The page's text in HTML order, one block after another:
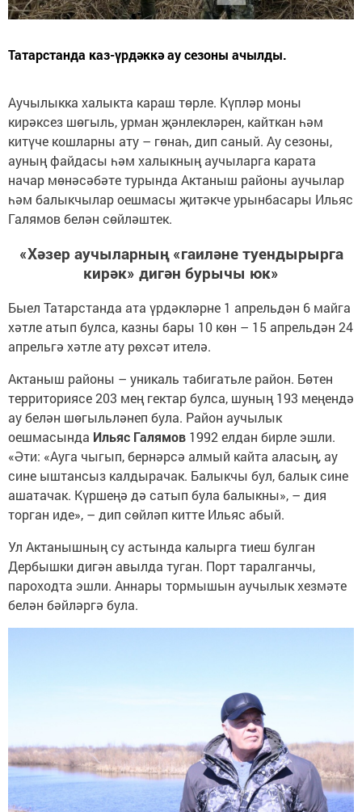
Татарстанда каз-үрдәккә ау сезоны ачылды.
Аучылыкка халыкта караш төрле. Күпләр моны
кирәксез шөгыль, урман җәнлекләрен, кайткан һәм
китүче кошларны ату – гөнаһ, дип саный. Ау сезоны,
ауның файдасы һәм халыкның аучыларга карата
начар мөнәсәбәте турында Актаныш районы аучылар
һәм балыкчылар оешмасы җитәкче урынбасары Ильяс
Галямов белән сөйләштек.
«Хәзер аучыларның «гаиләне туендырырга
кирәк» дигән бурычы юк»
Быел Татарстанда ата үрдәкләрне 1 апрельдән 6 майга
хәтле атып булса, казны бары 10 көн – 15 апрельдән 24
апрельгә хәтле ату рөхсәт ителә.
Актаныш районы – уникаль табигатьле район. Бөтен
территориясе 203 мең гектар булса, шуның 193 меңендә
ау белән шөгыльләнеп була. Район аучылык
оешмасында Ильяс Галямов 1992 елдан бирле эшли.
«Әти: «Ауга чыгып, бернәрсә алмый кайта аласың, ау
сине ыштансыз калдырачак. Балыкчы бул, балык сине
ашатачак. Күршеңә дә сатып була балыкны», – дия
торган иде», – дип сөйләп китте Ильяс абый.
Ул Актанышның су астында калырга тиеш булган
Дербышки дигән авылда туган. Порт таралганчы,
пароходта эшли. Аннары тормышын аучылык хезмәте
белән бәйләргә була.